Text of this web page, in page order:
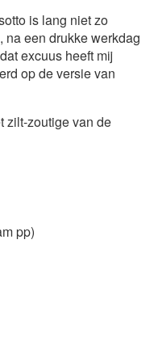
is lang niet zo
na een drukke werkdag
excuus heeft mij
op de versie van
zilt-zoutige van de
pp)